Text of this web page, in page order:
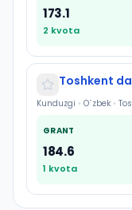
173.1
2 kvota
Toshkent
Kunduzgi • O`zbek •
GRANT
184.6
1 kvota